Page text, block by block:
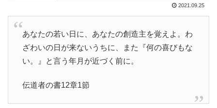
2021.09.25
あなたの若い日に、あなたの創造主を覚えよ。わ
ざわいの日が来ないうちに、また『何の喜びもな
い。』と言う年月が近づく前に。
伝道者の書12章1節